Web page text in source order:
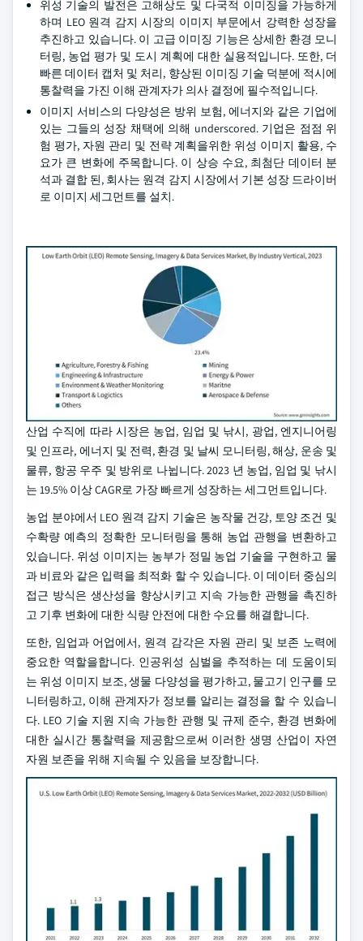
위성 기술의 발전은 고해상도 및 다국적 이미징을 가능하게
하며 LEO 원격 감지 시장의 이미지 부문에서 강력한 성장을
추진하고 있습니다. 이 고급 이미징 기능은 상세한 환경 모니
터링, 농업 평가 및 도시 계획에 대한 실용적입니다. 또한, 더
빠른 데이터 캡처 및 처리, 향상된 이미징 기술 덕분에 적시에
통찰력을 가진 이해 관계자가 의사 결정에 필수적입니다.
이미지 서비스의 다양성은 방위 보험, 에너지와 같은 기업에
있는 그들의 성장 채택에 의해 underscored. 기업은 점점 위
험 평가, 자원 관리 및 전략 계획을위한 위성 이미지 활용, 수
요가 큰 변화에 주목합니다. 이 상승 수요, 최첨단 데이터 분
석과 결합 된, 회사는 원격 감지 시장에서 기본 성장 드라이버
로 이미지 세그먼트를 설치.
산업 수직에 따라 시장은 농업, 임업 및 낚시, 광업, 엔지니어링
및 인프라, 에너지 및 전력, 환경 및 날씨 모니터링, 해상, 운송 및
물류, 항공 우주 및 방위로 나뉩니다. 2023 년 농업, 임업 및 낚시
는 19.5% 이상 CAGR로 가장 빠르게 성장하는 세그먼트입니다.
농업 분야에서 LEO 원격 감지 기술은 농작물 건강, 토양 조건 및
수확량 예측의 정확한 모니터링을 통해 농업 관행을 변환하고
있습니다. 위성 이미지는 농부가 정밀 농업 기술을 구현하고 물
과 비료와 같은 입력을 최적화 할 수 있습니다. 이 데이터 중심의
접근 방식은 생산성을 향상시키고 지속 가능한 관행을 촉진하
고 기후 변화에 대한 식량 안전에 대한 수요를 해결합니다.
또한, 임업과 어업에서, 원격 감각은 자원 관리 및 보존 노력에
중요한 역할을합니다. 인공위성 심벌을 추적하는 데 도움이되
는 위성 이미지 보조, 생물 다양성을 평가하고, 물고기 인구를 모
니터링하고, 이해 관계자가 정보를 알리는 결정을 할 수 있습니
다. LEO 기술 지원 지속 가능한 관행 및 규제 준수, 환경 변화에
대한 실시간 통찰력을 제공함으로써 이러한 생명 산업이 자연
자원 보존을 위해 지속될 수 있음을 보장합니다.